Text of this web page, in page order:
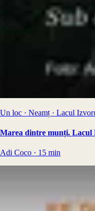
Un loc · Neamț · Lacul
Marea dintre munți. Lacul
Adi Coco · 15 min